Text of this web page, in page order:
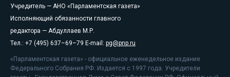
Учредитель — АНО «Парламентская газета»
Исполняющий обязанности главного
редактора — Абдуллаев М.Р.
Тел.: +7 (495) 637–69–79 E-mail: pg@pnp.ru
«Парламентская газета» - официальное еженедельное издание
Федерального Собрания РФ. Издается с 1997 года. Учредители